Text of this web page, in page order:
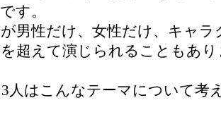
す。
男性だけ、女性だけ、キャラ
超えて演じられることもあ
人はこんなテーマについて考